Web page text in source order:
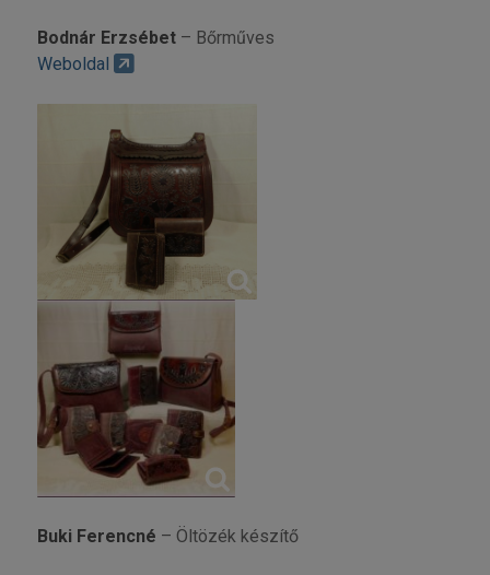
Bodnár Erzsébet– Bőrműves
Weboldal
Buki Ferencné – Öltözék készítő